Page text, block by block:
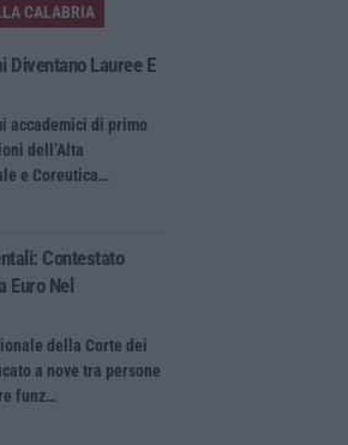
CALABRIA
Diventano Lauree E
accademici di primo
dell’Alta
e Coreutica…
Contestato
Euro Nel
della Corte dei
a nove tra persone
funz…